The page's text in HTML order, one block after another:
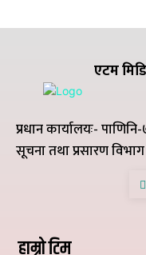
एटम
प्रधान कार्यालयः-
सूचना तथा प्रसारण
हाम्रो टिम